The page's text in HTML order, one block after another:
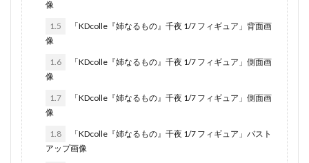
像
1.5
「KDcolle『姉なるもの』千夜 1/7 フィギュア」背面画
像
1.6
「KDcolle『姉なるもの』千夜 1/7 フィギュア」側面画
像
1.7
「KDcolle『姉なるもの』千夜 1/7 フィギュア」側面画
像
1.8
「KDcolle『姉なるもの』千夜 1/7 フィギュア」バスト
アップ画像